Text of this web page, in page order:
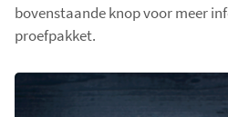
bovenstaande knop voor meer
proefpakket.